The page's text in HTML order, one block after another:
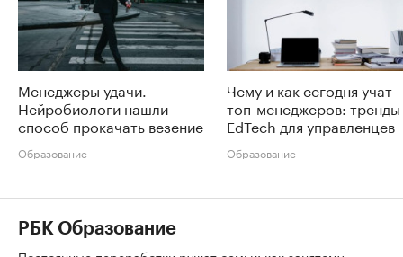
Менеджеры удачи.
Нейробиологи нашли
способ прокачать везение
Образование
Чему и как сегодня учат
топ-менеджеров: тренды
EdTech для управленцев
Образование
РБК Образование